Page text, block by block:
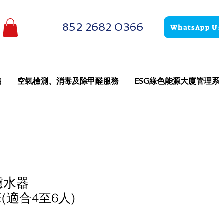
852 2682 0366 WhatsApp
空氣檢測、消毒及除甲醛服務 ESG綠色能源大廈管理
器
適合4至6人)